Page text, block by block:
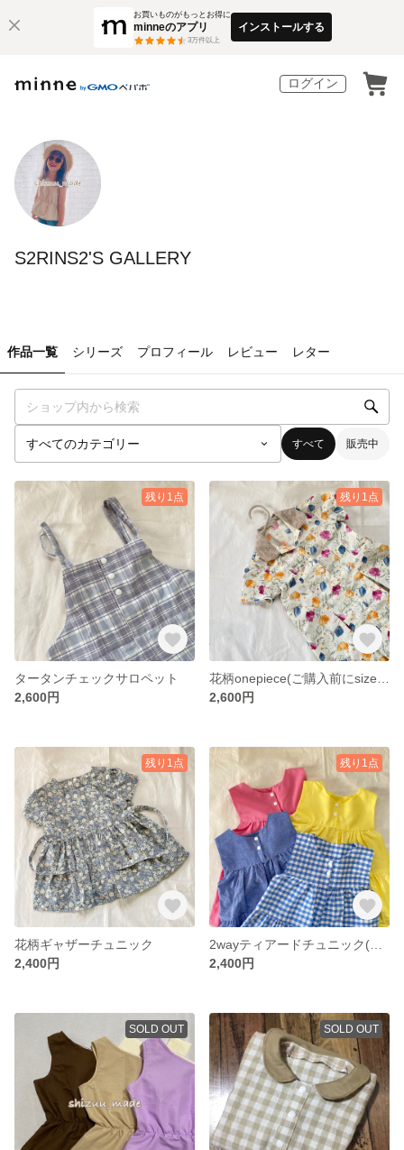
お買いものがもっとお得に
minneのアプリ
3万件以上
インストールする
ログイン
S2RINS2'S GALLERY
作品一覧 シリーズ プロフィール レビュー レター
すべて 販売中
残り1点
タータンチェックサロペット
2,600円
残り1点
2,600円
残り1点
花柄ギャザーチュニック
2,400円
残り1点
2,400円
SOLD OUT SOLD OUT